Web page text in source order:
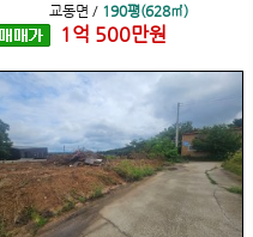
교동면 / 190평(628㎡)
1 억 500만원